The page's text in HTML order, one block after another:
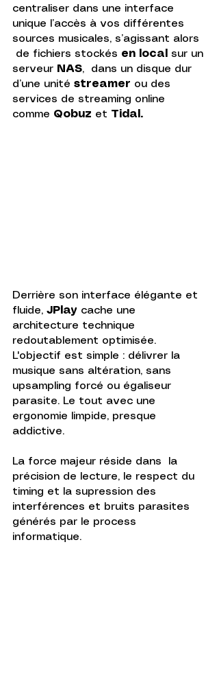
centraliser dans une interface
unique l’accès à vos différentes
sources musicales, s’agissant alors
de fichiers stockés en local
sur un
serveur NAS,  dans un disque dur
d’une unité streamer ou des
services de streaming online
comme Qobuz et Tidal.
Derrière son interface élégante et
fluide, JPlay cache une
architecture technique
redoutablement optimisée.
L'objectif est simple : délivrer la
musique sans altération, sans
upsampling forcé ou égaliseur
parasite. Le tout avec une
ergonomie limpide, presque
addictive.
La force majeur réside dans  la
précision de lecture, le respect du
timing et la supression des
interférences et bruits parasites
générés par le process
informatique.